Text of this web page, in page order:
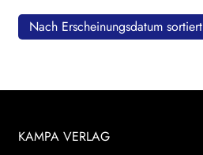
Nach Erscheinungsdatum sortiert
KAMPA VERLAG